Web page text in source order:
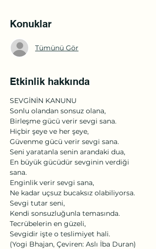
Konuklar
Tümünü Gör
Etkinlik hakkında
SEVGİNİN KANUNU
Sonlu olandan sonsuz olana,
Birleşme gücü verir sevgi sana.
Hiçbir şeye ve her şeye,
Güvenme gücü verir sevgi sana.
Seni yaratanla senin arandaki dua,
En büyük gücüdür sevginin verdiği
sana.
Enginlik verir sevgi sana,
Ne kadar uçsuz bucaksız olabiliyorsa.
Sevgi tutar seni,
Kendi sonsuzluğunla temasında​.
Tecrübelerin en güzeli,
Sevgidir işte o teslimiyet hali.
(Yogi Bhajan, Çeviren: Aslı İba Duran)